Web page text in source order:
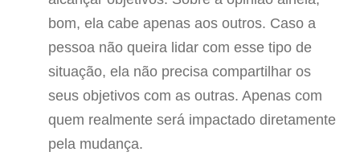
bom, ela cabe apenas aos outros. Caso a
pessoa não queira lidar com esse tipo de
situação, ela não precisa compartilhar os
seus objetivos com as outras. Apenas com
quem realmente será impactado diretamente
pela mudança.